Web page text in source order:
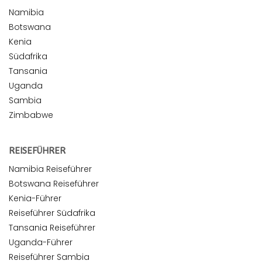
Namibia
Botswana
Kenia
Südafrika
Tansania
Uganda
Sambia
Zimbabwe
REISEFÜHRER
Namibia Reiseführer
Botswana Reiseführer
Kenia-Führer
Reiseführer Südafrika
Tansania Reiseführer
Uganda-Führer
Reiseführer Sambia